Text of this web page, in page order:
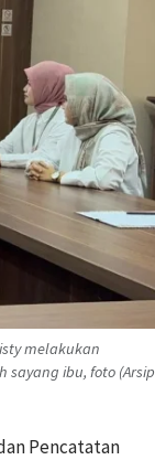
melakukan
sayang ibu, foto (Arsip
Pencatatan